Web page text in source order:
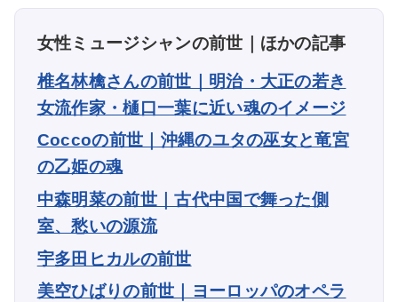
女性ミュージシャンの前世｜ほかの記事
椎名林檎さんの前世｜明治・大正の若き
女流作家・樋口一葉に近い魂のイメージ
Coccoの前世｜沖縄のユタの巫女と竜宮
の乙姫の魂
中森明菜の前世｜古代中国で舞った側
室、愁いの源流
宇多田ヒカルの前世
美空ひばりの前世｜ヨーロッパのオペラ